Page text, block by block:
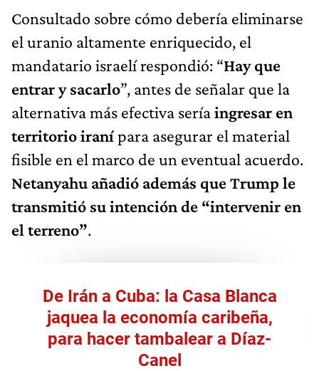
Consultado sobre cómo debería eliminarse
el uranio altamente enriquecido, el
mandatario israelí respondió: “Hay que
entrar y sacarlo”, antes de señalar que la
alternativa más efectiva seríaingresar en
territorio iranípara asegurar el material
fisible en el marco de un eventual acuerdo.
Netanyahu añadió además que Trump le
transmitió su intención de “intervenir en
el terreno”.
De Irán a Cuba: la Casa Blanca
jaquea la economía caribeña,
para hacer tambalear a Díaz-
Canel